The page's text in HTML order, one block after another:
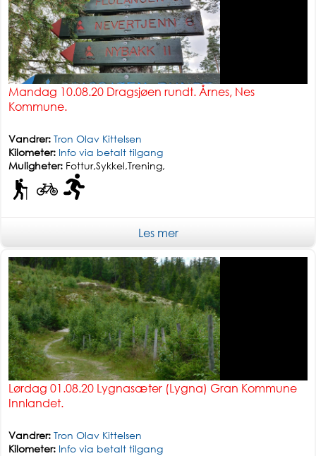
Mandag 10.08.20 Dragsjøen rundt. Årnes, Nes
Kommune.
Vandrer: Tron Olav Kittelsen
Kilometer: Info via betalt tilgang
Muligheter: Fottur,Sykkel,Trening,
Les mer
Lørdag 01.08.20 Lygnasæter (Lygna) Gran Kommune
Innlandet.
Vandrer: Tron Olav Kittelsen
Kilometer: Info via betalt tilgang